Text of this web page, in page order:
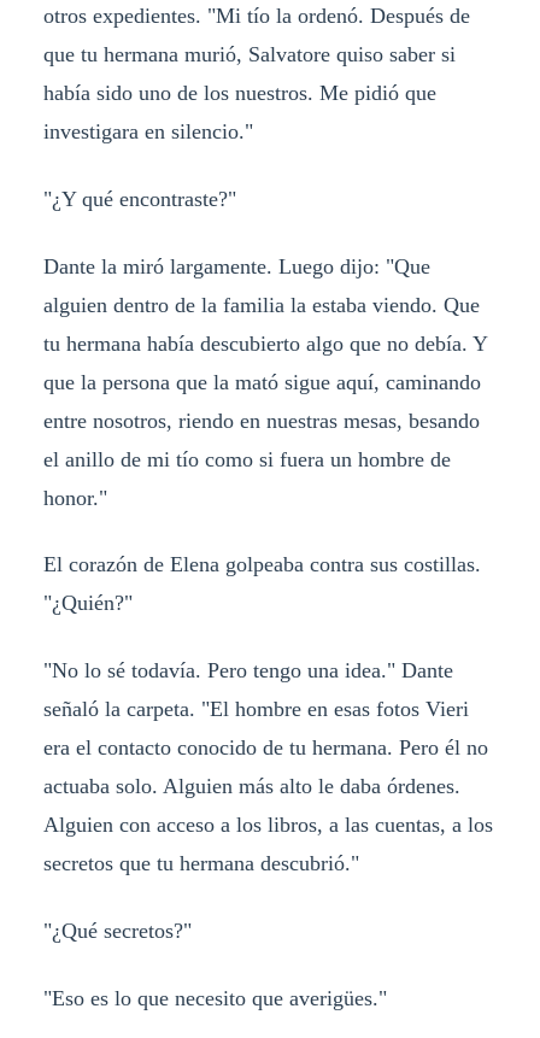
otros expedientes. "Mi tío la ordenó. Después de
que tu hermana murió, Salvatore quiso saber si
había sido uno de los nuestros. Me pidió que
investigara en silencio."
"¿Y qué encontraste?"
Dante la miró largamente. Luego dijo: "Que
alguien dentro de la familia la estaba viendo. Que
tu hermana había descubierto algo que no debía. Y
que la persona que la mató sigue aquí, caminando
entre nosotros, riendo en nuestras mesas, besando
el anillo de mi tío como si fuera un hombre de
honor."
El corazón de Elena golpeaba contra sus costillas.
"¿Quién?"
"No lo sé todavía. Pero tengo una idea." Dante
señaló la carpeta. "El hombre en esas fotos Vieri
era el contacto conocido de tu hermana. Pero él no
actuaba solo. Alguien más alto le daba órdenes.
Alguien con acceso a los libros, a las cuentas, a los
secretos que tu hermana descubrió."
"¿Qué secretos?"
"Eso es lo que necesito que averigües."